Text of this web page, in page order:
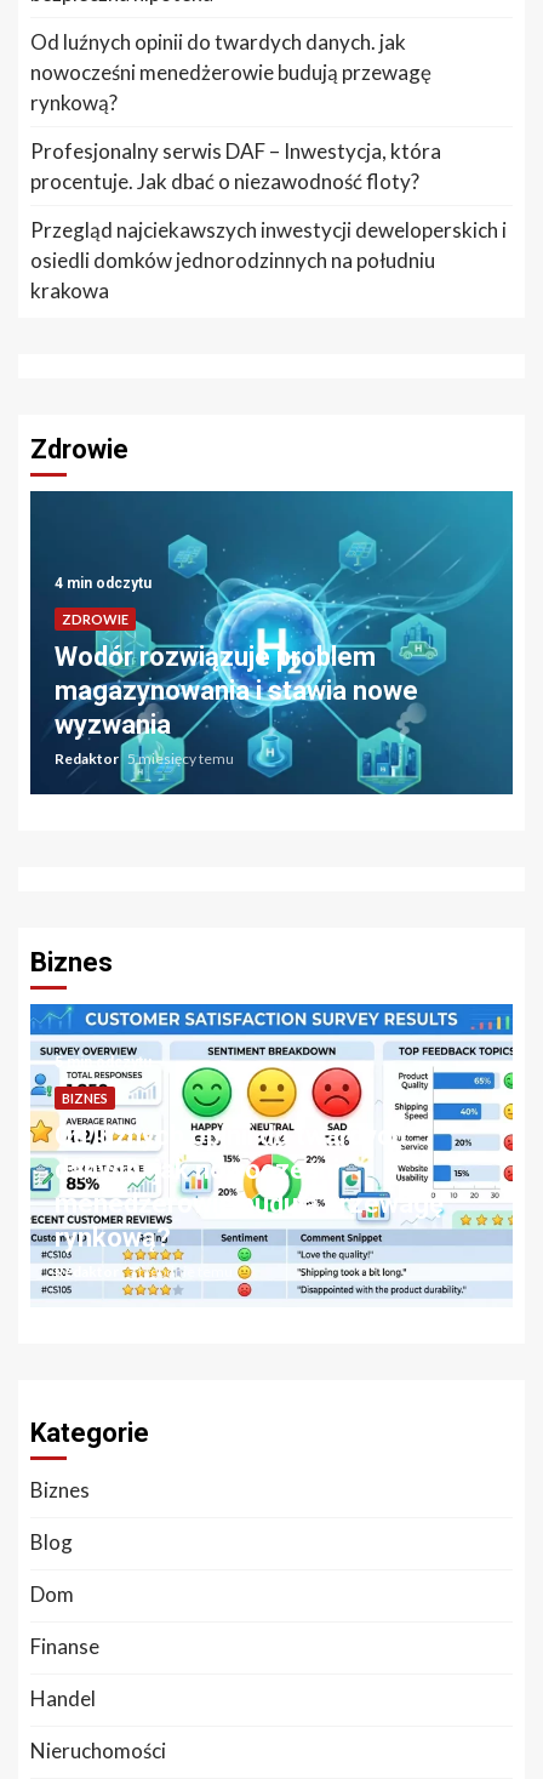
Od luźnych opinii do twardych danych. jak
nowocześni menedżerowie budują przewagę
rynkową?
Profesjonalny serwis DAF – Inwestycja, która
procentuje. Jak dbać o niezawodność floty?
Przegląd najciekawszych inwestycji deweloperskich i
osiedli domków jednorodzinnych na południu
krakowa
Zdrowie
4 min odczytu
ZDROWIE
Wodór rozwiązuje problem
magazynowania i stawia nowe
wyzwania
Redaktor 5 miesięcy temu
Biznes
5 min odczytu
BIZNES
Od luźnych opinii do twardych
danych. jak nowocześni
menedżerowie budują przewagę
rynkową?
Redaktor 3 tygodnie temu
Kategorie
Biznes
Blog
Dom
Finanse
Handel
Nieruchomości